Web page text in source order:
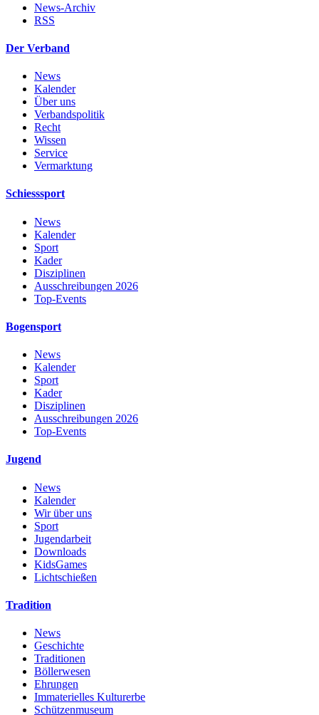
News-Archiv
RSS
Der Verband
News
Kalender
Über uns
Verbandspolitik
Recht
Wissen
Service
Vermarktung
Schiesssport
News
Kalender
Sport
Kader
Disziplinen
Ausschreibungen 2026
Top-Events
Bogensport
News
Kalender
Sport
Kader
Disziplinen
Ausschreibungen 2026
Top-Events
Jugend
News
Kalender
Wir über uns
Sport
Jugendarbeit
Downloads
KidsGames
Lichtschießen
Tradition
News
Geschichte
Traditionen
Böllerwesen
Ehrungen
Immaterielles Kulturerbe
Schützenmuseum